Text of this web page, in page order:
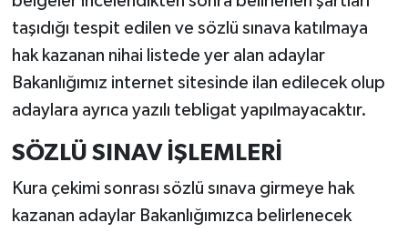
taşıdığı tespit edilen ve sözlü sınava katılmaya
hak kazanan nihai listede yer alan adaylar
Bakanlığımız internet sitesinde ilan edilecek olup
adaylara ayrıca yazılı tebligat yapılmayacaktır.
SÖZLÜ SINAV İŞLEMLERİ
Kura çekimi sonrası sözlü sınava girmeye hak
kazanan adaylar Bakanlığımızca belirlenecek